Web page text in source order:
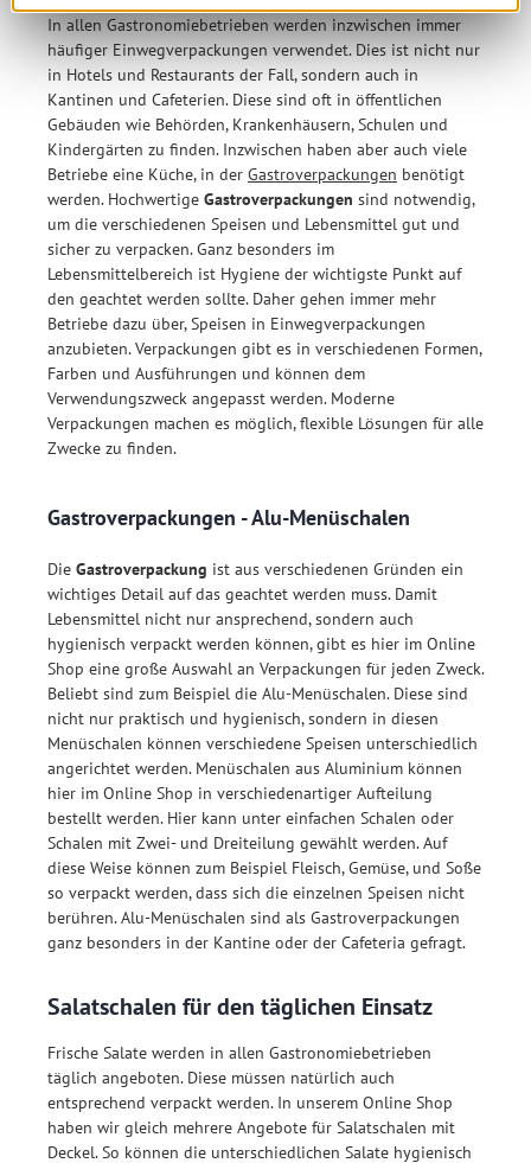
In allen Gastronomiebetrieben werden inzwischen immer
häufiger Einwegverpackungen verwendet. Dies ist nicht nur
in Hotels und Restaurants der Fall, sondern auch in
Kantinen und Cafeterien. Diese sind oft in öffentlichen
Gebäuden wie Behörden, Krankenhäusern, Schulen und
Kindergärten zu finden. Inzwischen haben aber auch viele
Betriebe eine Küche, in der Gastroverpackungen benötigt
werden. Hochwertige Gastroverpackungen sind notwendig,
um die verschiedenen Speisen und Lebensmittel gut und
sicher zu verpacken. Ganz besonders im
Lebensmittelbereich ist Hygiene der wichtigste Punkt auf
den geachtet werden sollte. Daher gehen immer mehr
Betriebe dazu über, Speisen in Einwegverpackungen
anzubieten. Verpackungen gibt es in verschiedenen Formen,
Farben und Ausführungen und können dem
Verwendungszweck angepasst werden. Moderne
Verpackungen machen es möglich, flexible Lösungen für alle
Zwecke zu finden.
Gastroverpackungen - Alu-Menüschalen
Die Gastroverpackung ist aus verschiedenen Gründen ein
wichtiges Detail auf das geachtet werden muss. Damit
Lebensmittel nicht nur ansprechend, sondern auch
hygienisch verpackt werden können, gibt es hier im Online
Shop eine große Auswahl an Verpackungen für jeden Zweck.
Beliebt sind zum Beispiel die Alu-Menüschalen. Diese sind
nicht nur praktisch und hygienisch, sondern in diesen
Menüschalen können verschiedene Speisen unterschiedlich
angerichtet werden. Menüschalen aus Aluminium können
hier im Online Shop in verschiedenartiger Aufteilung
bestellt werden. Hier kann unter einfachen Schalen oder
Schalen mit Zwei- und Dreiteilung gewählt werden. Auf
diese Weise können zum Beispiel Fleisch, Gemüse, und Soße
so verpackt werden, dass sich die einzelnen Speisen nicht
berühren. Alu-Menüschalen sind als Gastroverpackungen
ganz besonders in der Kantine oder der Cafeteria gefragt.
Salatschalen für den täglichen Einsatz
Frische Salate werden in allen Gastronomiebetrieben
täglich angeboten. Diese müssen natürlich auch
entsprechend verpackt werden. In unserem Online Shop
haben wir gleich mehrere Angebote für Salatschalen mit
Deckel. So können die unterschiedlichen Salate hygienisch